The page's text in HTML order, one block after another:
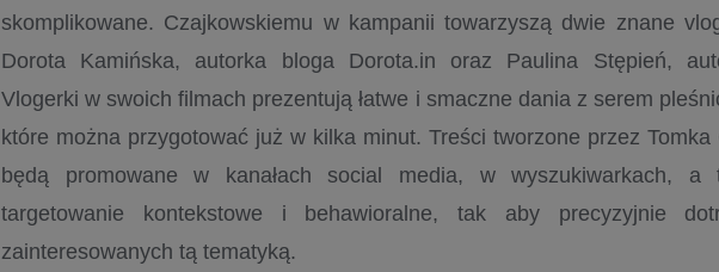
skomplikowane. Czajkowskiemu w kampanii towarzyszą dwie znane
Dorota Kamińska, autorka bloga Dorota.in oraz Paulina Stępień,
Vlogerki w swoich filmach prezentują łatwe i smaczne dania z serem
które można przygotować już w kilka minut. Treści tworzone przez Tomka
będą promowane w kanałach social media, w wyszukiwarkach, a
targetowanie kontekstowe i behawioralne, tak aby precyzyjnie
zainteresowanych tą tematyką.